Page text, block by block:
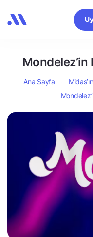
Mondelez’in
Ana Sayfa